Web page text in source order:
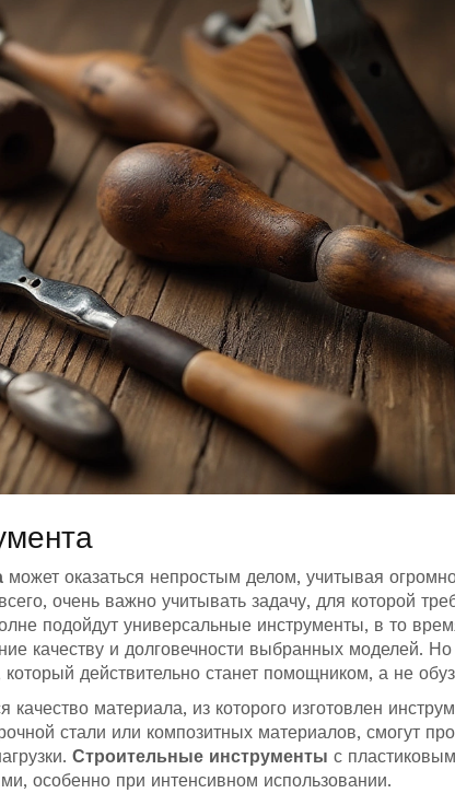
может оказаться непростым делом, учитывая
очень важно учитывать задачу, для которой
подойдут универсальные инструменты, в то
качеству и долговечности выбранных моделей. Но
действительно станет помощником, а не
материала, из которого изготовлен
стали или композитных материалов, смогут
Строительные инструменты с
особенно при интенсивном использовании.